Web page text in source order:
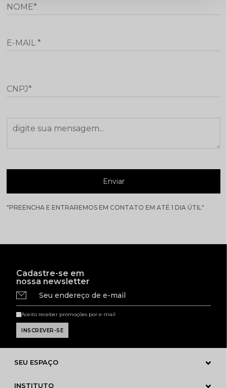
Enviar
"PREENCHA E ENTRAREMOS EM CONTATO EM ATÉ 1 DIA ÚTIL"
Cadastre-se em
nossa newsletter
Seu endereço de e-mail
Aceito receber promoções por e-mail
SEU ESPAÇO
INSTITUTO